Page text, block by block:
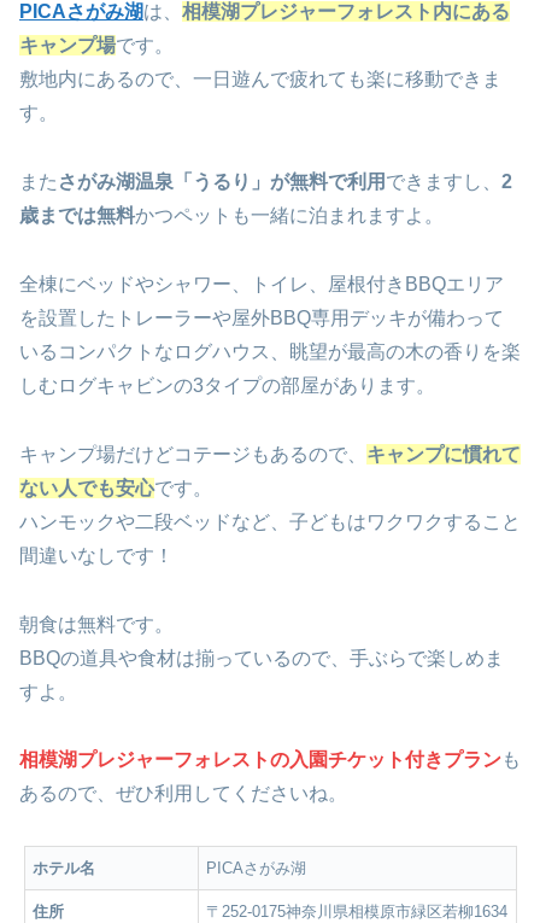
PICAさがみ湖は、 相模湖プレジャーフォレスト内にある
キャンプ場です。
敷地内にあるので、一日遊んで疲れても楽に移動できま
す。
また さがみ湖温泉「うるり」が無料で利用 できますし、 2
歳までは無料かつペットも一緒に泊まれますよ。
全棟にベッドやシャワー、トイレ、屋根付きBBQエリア
を設置したトレーラーや屋外BBQ専用デッキが備わって
いるコンパクトなログハウス、眺望が最高の木の香りを楽
しむログキャビンの3タイプの部屋があります。
キャンプ場だけどコテージもあるので、 キャンプに慣れて
ない人でも安心です。
ハンモックや二段ベッドなど、子どもはワクワクすること
間違いなしです！
朝食は無料です。
BBQの道具や食材は揃っているので、手ぶらで楽しめま
すよ。
相模湖プレジャーフォレストの入園チケット付きプランも
あるので、ぜひ利用してくださいね。
ホテル名 PICAさがみ湖
住所 〒252-0175神奈川県相模原市緑区若柳1634